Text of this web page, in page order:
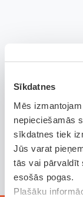
Sīkdatnes
Mēs
nepieciešamās
sīkdatnes tiek
Jūs varat
tās vai pārvaldīt
esošās pogas.
Plašāku